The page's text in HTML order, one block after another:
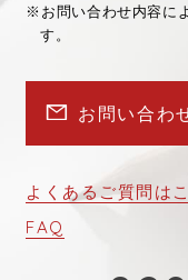
※ お問い合わせ内容に
す。
お問い合わ
よくあるご質問は
FAQ